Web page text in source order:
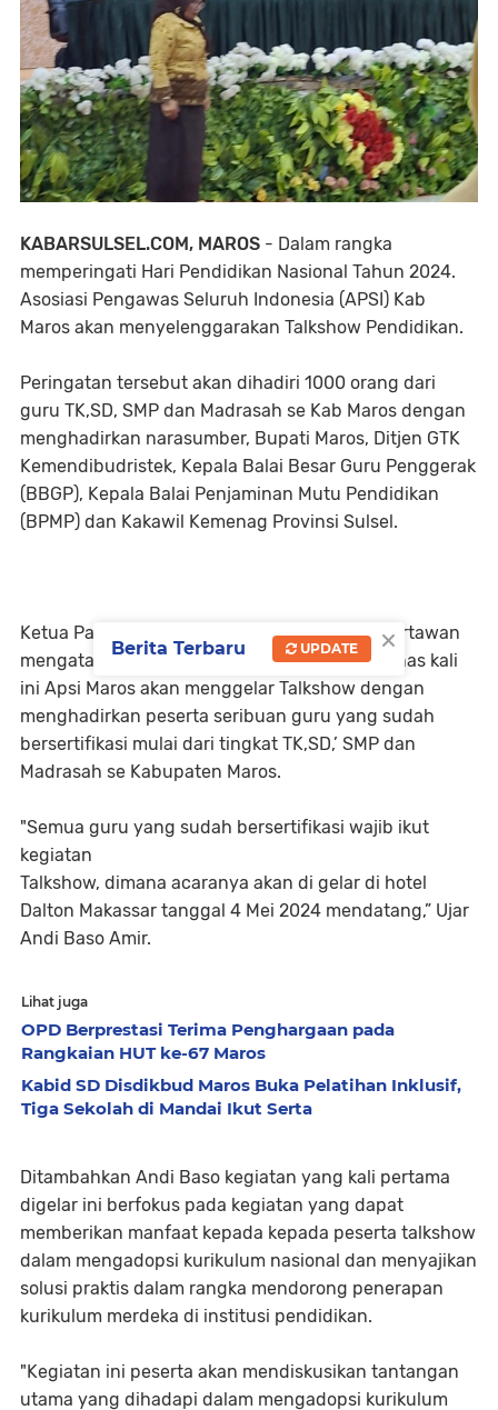
KABARSULSEL.COM, MAROS - Dalam rangka
memperingati Hari Pendidikan Nasional Tahun 2024.
Asosiasi Pengawas Seluruh Indonesia (APSI) Kab
Maros akan menyelenggarakan Talkshow Pendidikan.
Peringatan tersebut akan dihadiri 1000 orang dari
guru TK,SD, SMP dan Madrasah se Kab Maros dengan
menghadirkan narasumber, Bupati Maros, Ditjen GTK
Kemendibudristek, Kepala Balai Besar Guru Penggerak
(BBGP), Kepala Balai Penjaminan Mutu Pendidikan
(BPMP) dan Kakawil Kemenag Provinsi Sulsel.
Ketua Panitia kegiatan HA Baso Amir pada wartawan
mengatakan,dalam rangka peringatan hardiknas kali
ini Apsi Maros akan menggelar Talkshow dengan
menghadirkan peserta seribuan guru yang sudah
bersertifikasi mulai dari tingkat TK,SD,’ SMP dan
Madrasah se Kabupaten Maros.
"Semua guru yang sudah bersertifikasi wajib ikut
kegiatan
Talkshow, dimana acaranya akan di gelar di hotel
Dalton Makassar tanggal 4 Mei 2024 mendatang,” Ujar
Andi Baso Amir.
Lihat juga
OPD Berprestasi Terima Penghargaan pada
Rangkaian HUT ke-67 Maros
Kabid SD Disdikbud Maros Buka Pelatihan Inklusif,
Tiga Sekolah di Mandai Ikut Serta
Ditambahkan Andi Baso kegiatan yang kali pertama
digelar ini berfokus pada kegiatan yang dapat
memberikan manfaat kepada kepada peserta talkshow
dalam mengadopsi kurikulum nasional dan menyajikan
solusi praktis dalam rangka mendorong penerapan
kurikulum merdeka di institusi pendidikan.
"Kegiatan ini peserta akan mendiskusikan tantangan
utama yang dihadapi dalam mengadopsi kurikulum
×
Berita Terbaru UPDATE